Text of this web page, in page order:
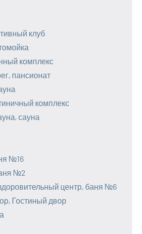
клуб
комплекс
пансионат
комплекс
сауна
№16
№2
центр, баня №6
Гостиный двор